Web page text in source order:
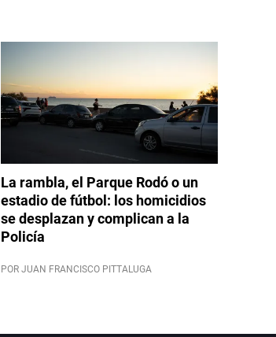
La rambla, el Parque Rodó o un
estadio de fútbol: los homicidios
se desplazan y complican a la
Policía
POR JUAN FRANCISCO PITTALUGA